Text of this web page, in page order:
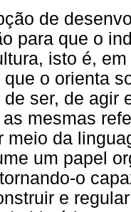
de
para que o
isto é,
o orienta
ser, de agir
mesmas
meio da
um papel
o
e